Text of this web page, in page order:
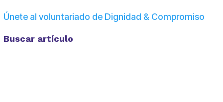
Únete al voluntariado de Dignidad & Compromiso
Buscar artículo